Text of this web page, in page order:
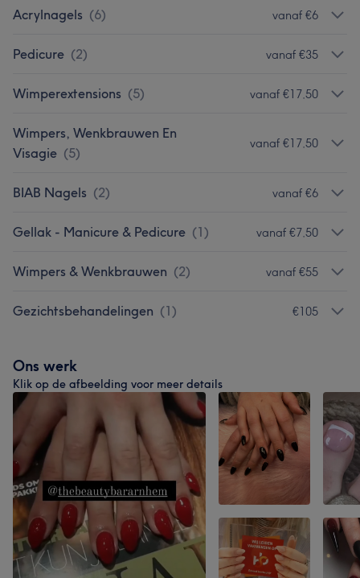
Acrylnagels (6) vanaf €6
Pedicure (2) vanaf €35
Wimperextensions (5) vanaf €17,50
Wimpers, Wenkbrauwen En
Visagie (5)
vanaf €17,50
BIAB Nagels (2) vanaf €6
Gellak - Manicure & Pedicure (1) vanaf €7,50
Wimpers & Wenkbrauwen (2) vanaf €55
Gezichtsbehandelingen (1) €105
Ons werk
Klik op de afbeelding voor meer details